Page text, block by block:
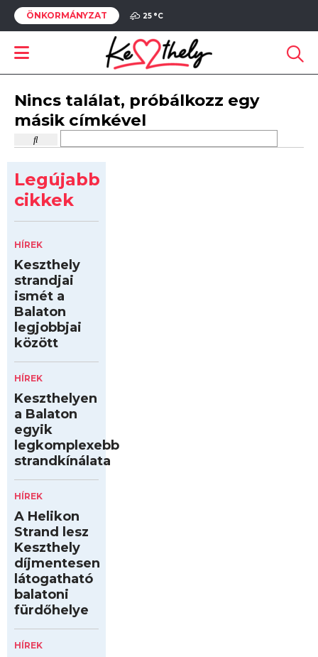
ÖNKORMÁNYZAT 25 °C
Nincs találat, próbálkozz egy
másik címkével
Legújabb
cikkek
HÍREK
Keszthely
strandjai
ismét a
Balaton
legjobbjai
között
HÍREK
Keszthelyen
a Balaton
egyik
legkomplexebb
strandkínálata
HÍREK
A Helikon
Strand lesz
Keszthely
díjmentesen
látogatható
balatoni
fürdőhelye
HÍREK